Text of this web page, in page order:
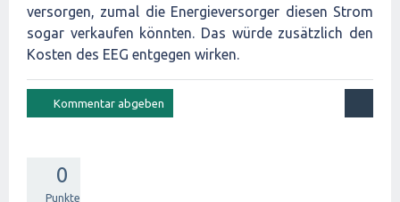
versorgen, zumal die Energieversorger diesen Strom
sogar verkaufen könnten. Das würde zusätzlich den
Kosten des EEG entgegen wirken.
0
Punkte